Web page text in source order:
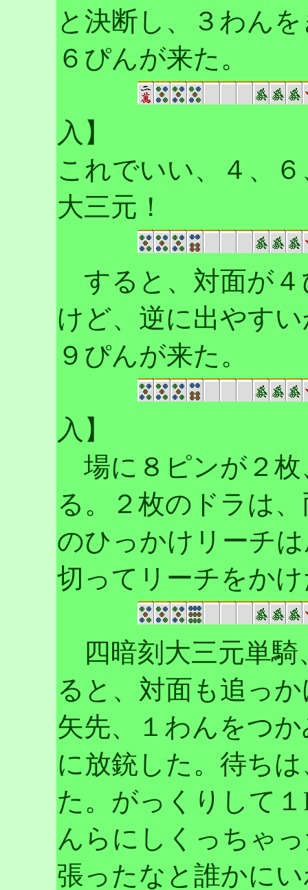
と決断し、３わん
６ぴんが来た。
入】
これでいい、４、
大三元！
すると、対面が４
けど、逆に出やす
９ぴんが来た。
入】
場に８ピンが２枚
る。２枚のドラは
のひっかけリーチ
切ってリーチをか
四暗刻大三元単騎
ると、対面も追っ
矢先、１わんをつ
に放銃した。待ち
た。がっくりして
んらにしくっちゃ
張ったなと誰かに